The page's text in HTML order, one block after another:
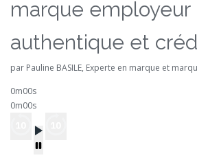
marque employeur
authentique et
par Pauline BASILE, Experte en marque et
0m00s
0m00s